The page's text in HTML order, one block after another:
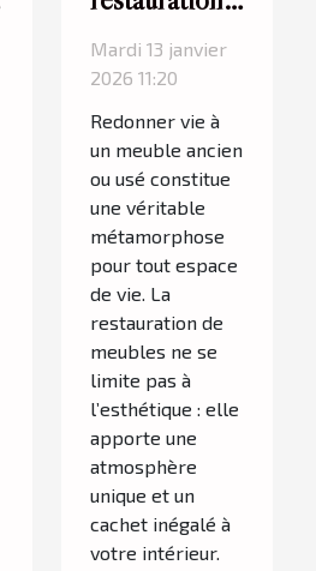
de meubles
peut
transformer
votre
intérieur ?
Mardi 13 janvier
2026 11:20
Redonner vie à
un meuble ancien
ou usé constitue
une véritable
métamorphose
pour tout espace
de vie. La
restauration de
meubles ne se
limite pas à
l’esthétique : elle
apporte une
atmosphère
unique et un
cachet inégalé à
votre intérieur.